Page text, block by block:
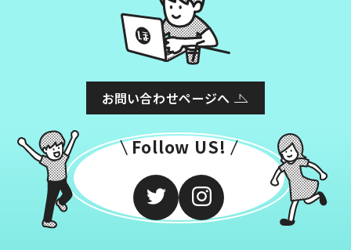
お問い合わせページへ
Follow US!